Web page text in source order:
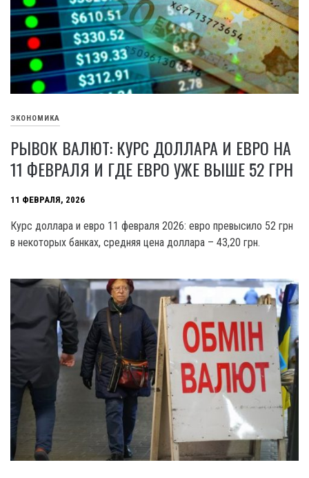
ЭКОНОМИКА
РЫВОК ВАЛЮТ: КУРС ДОЛЛАРА И ЕВРО НА
11 ФЕВРАЛЯ И ГДЕ ЕВРО УЖЕ ВЫШЕ 52 ГРН
11 ФЕВРАЛЯ, 2026
Курс доллара и евро 11 февраля 2026: евро превысило 52 грн
в некоторых банках, средняя цена доллара – 43,20 грн.